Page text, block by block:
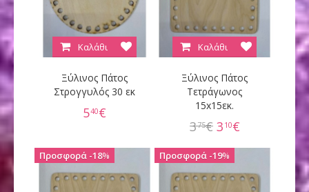
Ξύλινος Πάτος
Στρογγυλός 30 εκ
540€
Καλάθι
Ξύλινος Πάτος
Τετράγωνος
15x15εκ.
375€ 3 10€
Καλάθι
18% 19%